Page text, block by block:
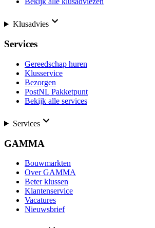
Klusadvies
Services
Gereedschap huren
Klusservice
Bezorgen
PostNL Pakketpunt
Bekijk alle services
Services
GAMMA
Bouwmarkten
Over GAMMA
Beter klussen
Klantenservice
Vacatures
Nieuwsbrief